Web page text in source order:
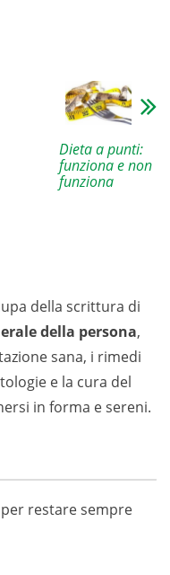
Dieta a punti:
funziona e non
funziona
della scrittura di
della persona,
sana, i rimedi
e la cura del
in forma e sereni.
restare sempre